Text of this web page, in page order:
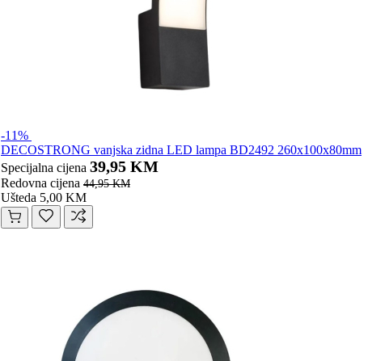
-11%
DECOSTRONG vanjska zidna LED lampa BD2492 260x100x80mm
Specijalna cijena 39,95 KM
Redovna cijena 44,95 KM
Ušteda 5,00 KM